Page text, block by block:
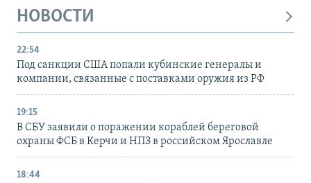
НОВОСТИ
22:54
Под санкции США попали кубинские генералы и
компании, связанные с поставками оружия из РФ
19:15
В СБУ заявили о поражении кораблей береговой
охраны ФСБ в Керчи и НПЗ в российском Ярославле
18:44